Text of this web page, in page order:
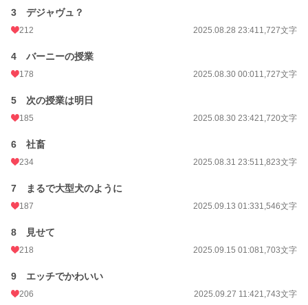
3 デジャヴュ？
212 2025.08.28 23:411,727文字
4 バーニーの授業
178 2025.08.30 00:011,727文字
5 次の授業は明日
185 2025.08.30 23:421,720文字
6 社畜
234 2025.08.31 23:511,823文字
7 まるで大型犬のように
187 2025.09.13 01:331,546文字
8 見せて
218 2025.09.15 01:081,703文字
9 エッチでかわいい
206 2025.09.27 11:421,743文字